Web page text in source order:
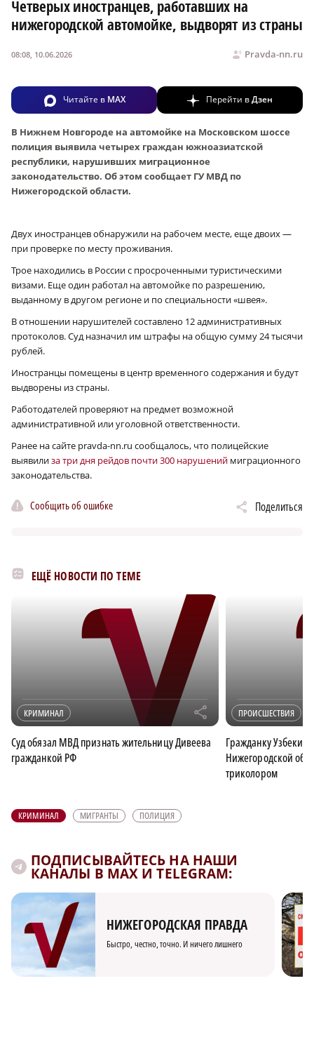
Четверых иностранцев, работавших на
нижегородской автомойке, выдворят из страны
Pravda-nn.ru
08:08, 10.06.2026
Читайте в MAX Перейти вДзен
В Нижнем Новгороде на автомойке на Московском шоссе
полиция выявила четырех граждан южноазиатской
республики, нарушивших миграционное
законодательство. Об этом сообщает ГУ МВД по
Нижегородской области.
Двух иностранцев обнаружили на рабочем месте, еще двоих —
при проверке по месту проживания.
Трое находились в России с просроченными туристическими
визами. Еще один работал на автомойке по разрешению,
выданному в другом регионе и по специальности «швея».
В отношении нарушителей составлено 12 административных
протоколов. Суд назначил им штрафы на общую сумму 24 тысячи
рублей.
Иностранцы помещены в центр временного содержания и будут
выдворены из страны.
Работодателей проверяют на предмет возможной
административной или уголовной ответственности.
Ранее на сайте pravda-nn.ru сообщалось, что полицейские
выявилиза три дня рейдов почти 300 нарушений миграционного
законодательства.
Сообщить об ошибке Поделиться
ЕЩЁ НОВОСТИ ПО ТЕМЕ
КРИМИНАЛ r
Суд обязал МВД признать жительницу Дивеева
гражданкой РФ
ПРОИСШЕСТВИЯ
Гражданку
Нижегородской
триколором
КРИМИНАЛ МИГРАНТЫ ПОЛИЦИЯ
ПОДПИСЫВАЙТЕСЬ НА НАШИ
КАНАЛЫ В MAX И TELEGRAM:
НИЖЕГОРОДСКАЯ ПРАВДА
Быстро, честно, точно. И ничего лишнего